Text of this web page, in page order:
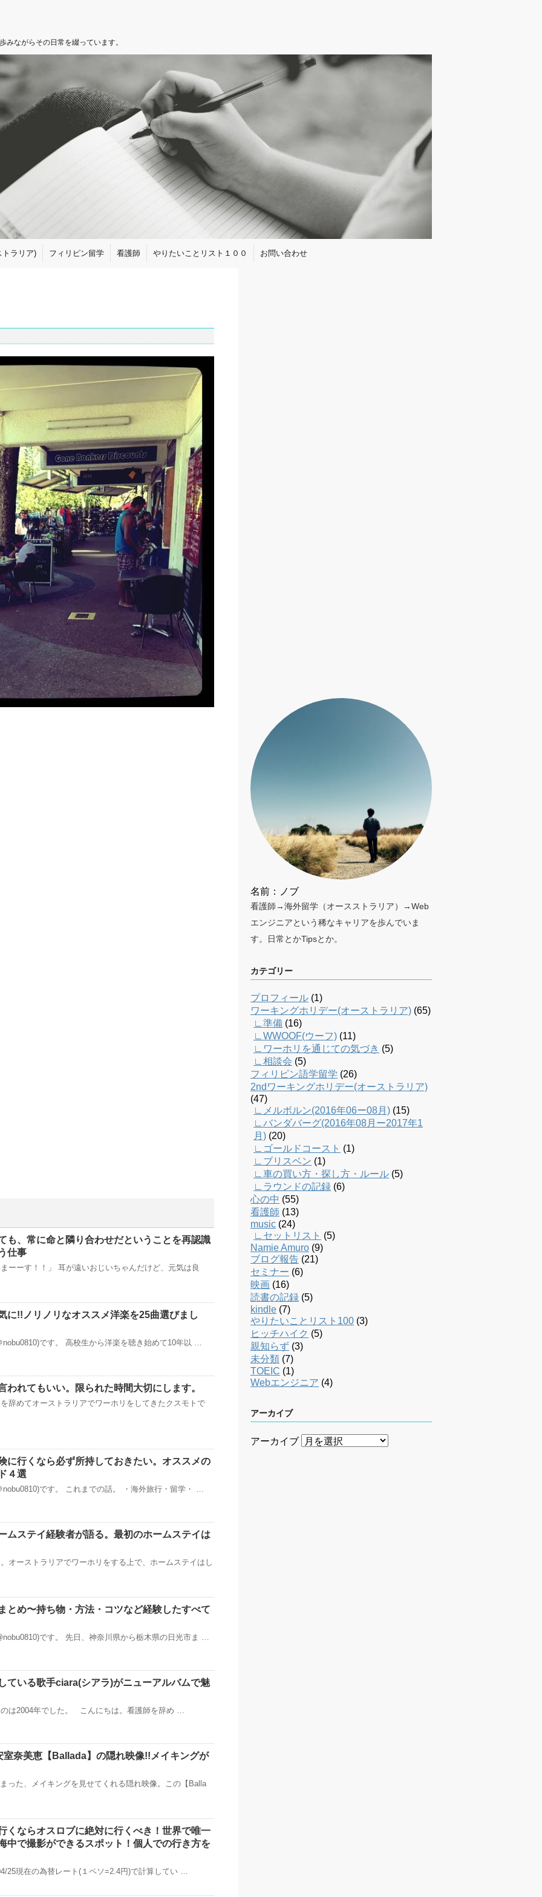
ながらその日常を綴っています。
トラリア) フィリピン留学 看護師 やりたいことリスト１００ お問い合わせ
も、常に命と隣り合わせだということを再認識
仕事
ーーす！！」 耳が遠いおじいちゃんだけど、元気は良
に!!ノリノリなオススメ洋楽を25曲選びまし
nobu0810)です。 高校生から洋楽を聴き始めて10年以 …
われてもいい。限られた時間大切にします。
辞めてオーストラリアでワーホリをしてきたクスモトで
に行くなら必ず所持しておきたい。オススメの
４選
nobu0810)です。 これまでの話。 ・海外旅行・留学・ …
ムステイ経験者が語る。最初のホームステイは
オーストラリアでワーホリをする上で、ホームステイはし
とめ〜持ち物・方法・コツなど経験したすべて
です。 先日、神奈川県から栃木県の日光市ま …
ている歌手ciara(シアラ)がニューアルバムで魅
は2004年でした。 こんにちは。看護師を辞め …
室奈美恵【Ballada】の隠れ映像!!メイキングが
った、メイキングを見せてくれる隠れ映像。この【Balla
くならオスロブに絶対に行くべき！世界で唯一
中で撮影ができるスポット！個人での行き方を
25現在の為替レート(１ペソ=2.4円)で計算してい …
名前：ノブ
看護師→海外留学（オースストラリア）→Web
エンジニアという稀なキャリアを歩んでいま
す。日常とかTipsとか。
カテゴリー
プロフィール (1)
ワーキングホリデー(オーストラリア) (65)
∟準備 (16)
∟WWOOF(ウーフ) (11)
∟ワーホリを通じての気づき (5)
∟相談会 (5)
フィリピン語学留学 (26)
2ndワーキングホリデー(オーストラリア)
(47)
∟メルボルン(2016年06ー08月) (15)
∟バンダバーグ(2016年08月ー2017年1
月) (20)
∟ゴールドコースト (1)
∟ブリスベン (1)
∟車の買い方・探し方・ルール (5)
∟ラウンドの記録 (6)
心の中 (55)
看護師 (13)
music (24)
∟セットリスト (5)
Namie Amuro (9)
ブログ報告 (21)
セミナー (6)
映画 (16)
読書の記録 (5)
kindle (7)
やりたいことリスト100 (3)
ヒッチハイク (5)
親知らず (3)
未分類 (7)
TOEIC (1)
Webエンジニア (4)
アーカイブ
アーカイブ